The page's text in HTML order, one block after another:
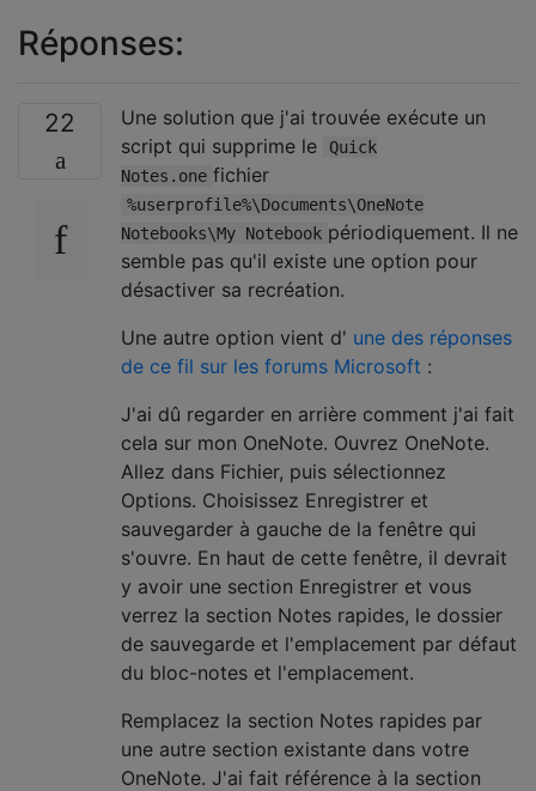
Réponses:
22
Une solution que j'ai trouvée exécute un
script qui supprime le
Quick
Notes.one fichier
%userprofile%\Documents\OneNote
Notebooks\My Notebook périodiquement. Il ne
semble pas qu'il existe une option pour
désactiver sa recréation.
Une autre option vient d' une des réponses
de ce fil sur les forums Microsoft :
J'ai dû regarder en arrière comment j'ai fait
cela sur mon OneNote. Ouvrez OneNote.
Allez dans Fichier, puis sélectionnez
Options. Choisissez Enregistrer et
sauvegarder à gauche de la fenêtre qui
s'ouvre. En haut de cette fenêtre, il devrait
y avoir une section Enregistrer et vous
verrez la section Notes rapides, le dossier
de sauvegarde et l'emplacement par défaut
du bloc-notes et l'emplacement.
Remplacez la section Notes rapides par
une autre section existante dans votre
OneNote. J'ai fait référence à la section